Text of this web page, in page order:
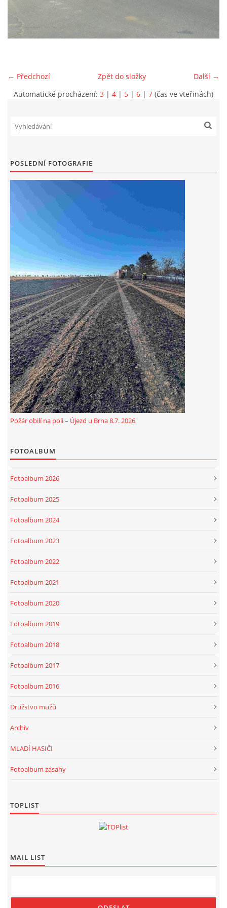
DRUŽSTVO MUŽŮ
VÝROČNÍ ZPRÁVY
KRAJE
OBYVATELSTVA ČR
© 2026 eStránky.cz |Aktualizováno: 5. 8. 2026
← Předchozí Další →
Zpět do složky
Automatické procházení: 3 | 4 | 5 | 6 | 7 (čas ve vteřinách)
POSLEDNÍ FOTOGRAFIE
Požár obilí na poli – Újezd u Brna 8.7. 2026
FOTOALBUM
Fotoalbum 2026
Fotoalbum 2025
Fotoalbum 2024
Fotoalbum 2023
Fotoalbum 2022
Fotoalbum 2021
Fotoalbum 2020
Fotoalbum 2019
Fotoalbum 2018
Fotoalbum 2017
Fotoalbum 2016
Družstvo mužů
Archiv
MLADÍ HASIČI
Fotoalbum zásahy
TOPLIST
MAIL LIST